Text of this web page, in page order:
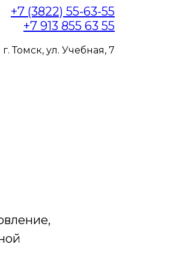
+7 (3822) 55-63-55
+7 913 855 63 55
г. Томск, ул. Учебная, 7